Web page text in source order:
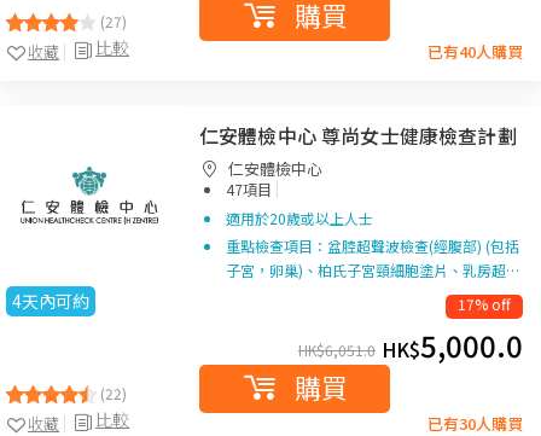
(27)
比較
收藏
購買
已有40人購買
4天內可約
(22)
比較
收藏
仁安體檢中心 尊尚女士健康檢查計劃
仁安體檢中心
47項目 |
適用於20歲或以上人士
重點檢查項目：盆腔超聲波檢查(經腹部) (包括
子宮，卵巢)、柏氏子宮頸細胞塗片、乳房超…
17% off
HK$6,051.0 HK$5,000.0
購買
已有30人購買